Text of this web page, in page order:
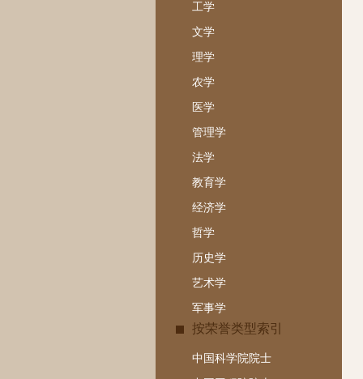
工学
文学
理学
农学
医学
管理学
法学
教育学
经济学
哲学
历史学
艺术学
军事学
按荣誉类型索引
中国科学院院士